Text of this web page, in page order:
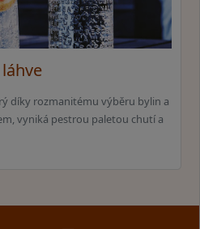
díky rozmanitému výběru bylin a
vyniká pestrou paletou chutí a